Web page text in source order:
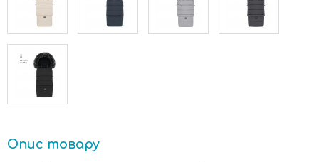
Опис товару